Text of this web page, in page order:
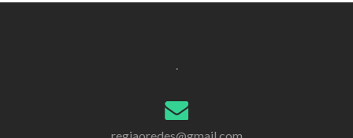
.
regiaoredes@gmail.com